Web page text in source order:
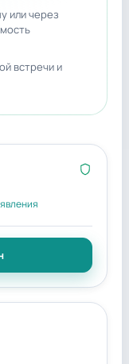
или через
встречи и